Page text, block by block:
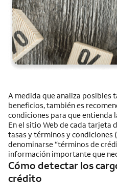
A medida que analiza posibles
beneficios, también es
condiciones para que entienda
En el sitio Web de cada tarjeta
tasas y términos y condiciones
denominarse “términos de
información importante que
Cómo detectar los
crédito